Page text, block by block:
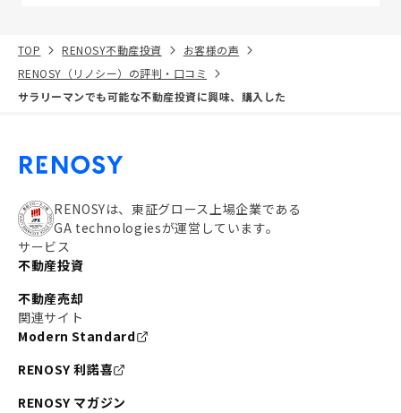
TOP RENOSY不動産投資
お客様の声
RENOSY（リノシー）の評判・口コミ
サラリーマンでも可能な不動産投資に興味、購入した
RENOSYは、東証グロース上場企業である
GA technologiesが運営しています。
サービス
不動産投資
不動産売却
関連サイト
Modern Standard
RENOSY 利諾喜
RENOSY マガジン